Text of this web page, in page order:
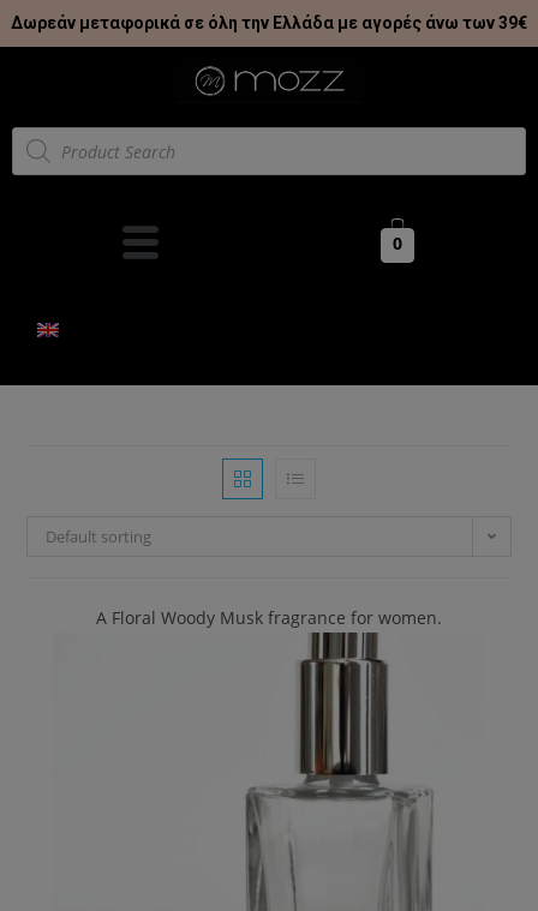
Δωρεάν μεταφορικά σε όλη την Ελλάδα με αγορές άνω των 39€
0
Default sorting
A Floral Woody Musk fragrance for women.